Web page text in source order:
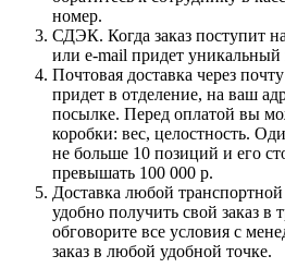
номер.
СДЭК. Когда заказ поступит
или e-mail придет уникальный
Почтовая доставка через
придет в отделение, на ваш
посылке. Перед оплатой вы
коробки: вес, целостность.
не больше 10 позиций и его
превышать 100 000 р.
Доставка любой
удобно получить свой заказ в
обговорите все условия с
заказ в любой удобной точке.